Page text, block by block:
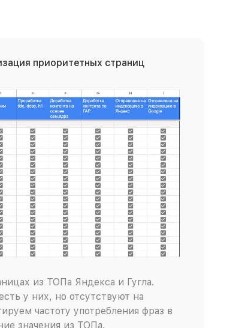
приоритетных страниц
из ТОПа Яндекса и Гугла.
у них, но отсутствуют на
частоту употребления фраз в
значения из ТОПа.